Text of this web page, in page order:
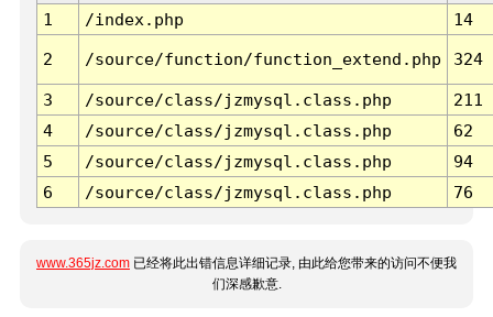
1
/index.php 14
2 /source/function/function_extend.php 324
3 /source/class/jzmysql.class.php
211
4
/source/class/jzmysql.class.php
62
5
/source/class/jzmysql.class.php
94
6
/source/class/jzmysql.class.php 76
www.365jz.com 已经将此出错信息详细记录, 由此给您带来的访问不便我
们深感歉意.